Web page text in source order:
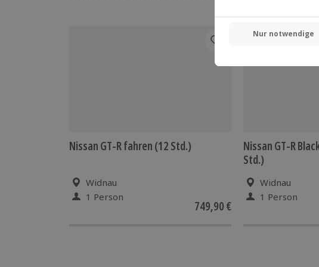
Nissan GT-R fahren (12 Std.)
Widnau
1 Person
749,90 €
Nissan GT-R
Std.)
Widnau
1 Person